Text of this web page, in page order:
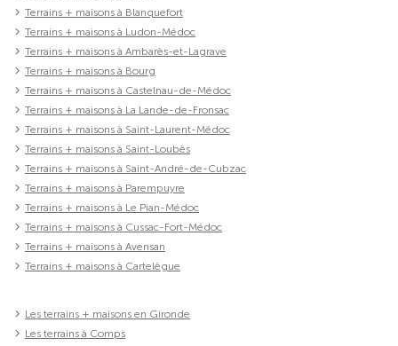
Terrains + maisons à Blanquefort
Terrains + maisons à Ludon-Médoc
Terrains + maisons à Ambarès-et-Lagrave
Terrains + maisons à Bourg
Terrains + maisons à Castelnau-de-Médoc
Terrains + maisons à La Lande-de-Fronsac
Terrains + maisons à Saint-Laurent-Médoc
Terrains + maisons à Saint-Loubès
Terrains + maisons à Saint-André-de-Cubzac
Terrains + maisons à Parempuyre
Terrains + maisons à Le Pian-Médoc
Terrains + maisons à Cussac-Fort-Médoc
Terrains + maisons à Avensan
Terrains + maisons à Cartelègue
Les terrains + maisons en Gironde
Les terrains à Comps